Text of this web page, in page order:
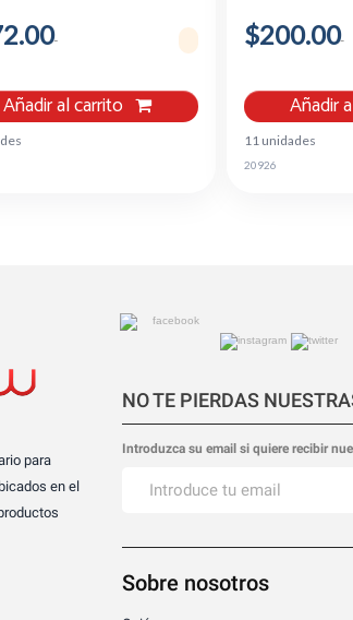
Añadir al carrito
$200.00
Añadir
11 unidades
20926
para
en el
NO TE PIERDAS
Introduzca su email si quiere recibir
Sobre nosotros